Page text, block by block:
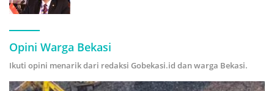
Opini Warga Bekasi
Ikuti opini menarik dari redaksi Gobekasi.id dan warga Bekasi.